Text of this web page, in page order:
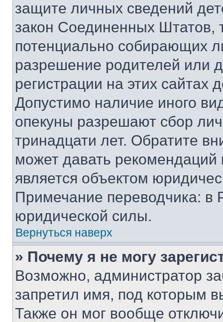
защите личных сведений
закон Соединенных Штатов,
потенциально собирающих
разрешение родителей или
регистрации на этих сайтах
Допустимо наличие иного
опекуны разрешают сбор
тринадцати лет. Обратите
может давать
является объектом
Примечание переводчика: в
юридической силы.
Вернуться наверх
» Почему я не могу
Возможно, администратор
запретил имя, под которым
Также он мог вообще